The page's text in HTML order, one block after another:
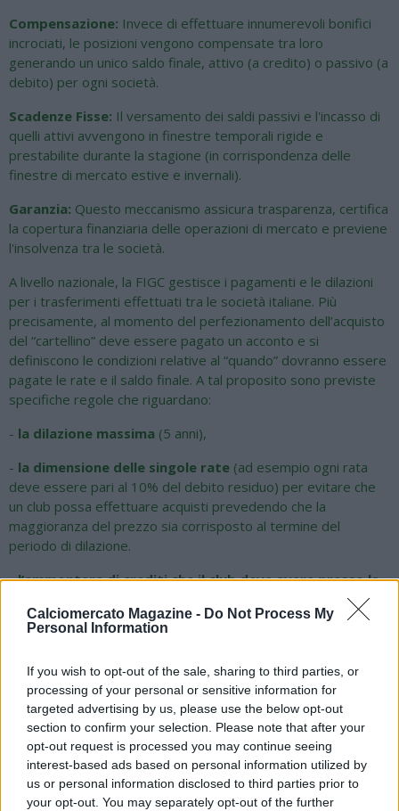
Calciomercato Magazine - Do Not Process My
Personal Information
If you wish to opt-out of the sale, sharing to third parties, or
processing of your personal or sensitive information for
targeted advertising by us, please use the below opt-out
section to confirm your selection. Please note that after your
opt-out request is processed you may continue seeing
interest-based ads based on personal information utilized by
us or personal information disclosed to third parties prior to
your opt-out. You may separately opt-out of the further
Compensazione: Invece di effettuare innumerevoli bonifici
incrociati, le posizioni vengono compensate tra loro
generando un unico saldo finale, attivo (a credito) o passivo (a
debito) per ogni società.
Scadenze Fisse: Il versamento dei saldi passivi e l'incasso di
quelli attivi avvengono in finestre temporali rigide e
prestabilite durante la stagione (in corrispondenza delle
finestre di mercato estive e invernali).
Garanzia: Questo meccanismo assicura trasparenza, certifica
la copertura finanziaria delle operazioni di mercato e previene
l'insolvenza tra le società.
A livello nazionale, la FIGC gestisce i pagamenti e le dilazioni
per i trasferimenti effettuati tra le società italiane. Più
precisamente, al momento del perfezionamento dell’acquisto
del “cartellino” deve essere pagato un acconto e si
definiscono le condizioni relative al “quando” dovranno essere
pagate le rate e il saldo finale. A tal proposito sono previste
specifiche regole che riguardano:
- la dilazione massima (5 anni),
- la dimensione delle singole rate (ad esempio ogni rata
deve essere pari al 10% del debito residuo) per evitare che
un club possa effettuare acquisti prevedendo che la
maggioranza del prezzo sia corrisposto al termine del
periodo di dilazione.
-l’ammontare di crediti che il club deve avere presso la
l’acquisto di un calciatore, deve essere almeno pari al debito
che comporta l’acquisto stesso; altrimenti è richiesta una
eccedente i crediti.
Il mancato rispetto delle scadenze previste per regolarizzare
la propria posizione in Lega comporta la decadenza del visto
di esecutività al trasferimento (in sostanza, viene bloccato
l’acquisto del calciatore).
I club che presentano un saldo negativo, determinato dalla